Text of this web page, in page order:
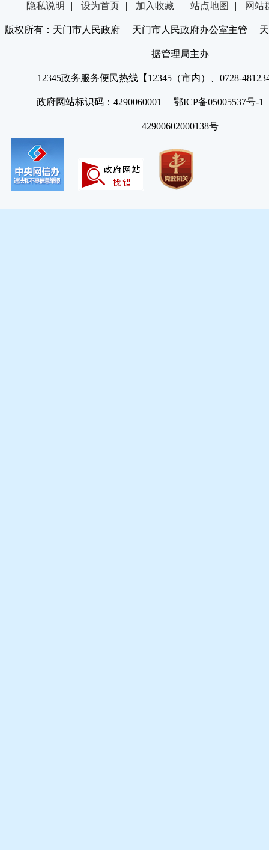
隐私说明 | 设为首页 | 加入收藏 | 站点地图 | 网站
版权所有：天门市人民政府 天门市人民政府办公室主管 天
据管理局主办
12345政务服务便民热线【12345（市内）、0728-
政府网站标识码：4290060001 鄂ICP备05005537号
42900602000138号